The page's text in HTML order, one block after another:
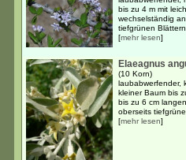
bis zu 4 m mit
wechselständig
tiefgrünen
[mehr lesen]
Elaeagnus
(10 Korn)
laubabwerfender,
kleiner Baum bis
bis zu 6 cm
oberseits
[mehr lesen]